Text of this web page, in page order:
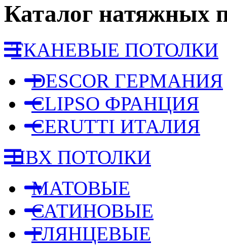
Каталог натяжных
ТКАНЕВЫЕ ПОТОЛКИ
DESCOR ГЕРМАНИЯ
CLIPSO ФРАНЦИЯ
CERUTTI ИТАЛИЯ
ПВХ ПОТОЛКИ
МАТОВЫЕ
САТИНОВЫЕ
ГЛЯНЦЕВЫЕ